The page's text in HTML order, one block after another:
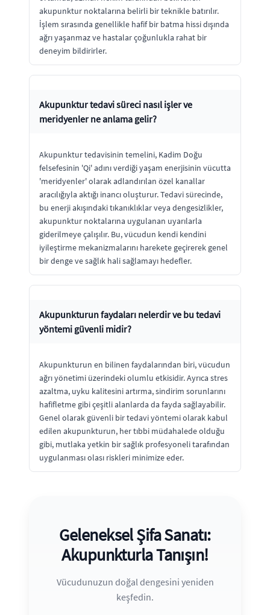
akupunktur noktalarına belirli bir teknikle batırılır.
İşlem sırasında genellikle hafif bir batma hissi dışında
ağrı yaşanmaz ve hastalar çoğunlukla rahat bir
deneyim bildirirler.
Akupunktur tedavi süreci nasıl işler ve
meridyenler ne anlama gelir?
Akupunktur tedavisinin temelini, Kadim Doğu
felsefesinin 'Qi' adını verdiği yaşam enerjisinin vücutta
'meridyenler' olarak adlandırılan özel kanallar
aracılığıyla aktığı inancı oluşturur. Tedavi sürecinde,
bu enerji akışındaki tıkanıklıklar veya dengesizlikler,
akupunktur noktalarına uygulanan uyarılarla
giderilmeye çalışılır. Bu, vücudun kendi kendini
iyileştirme mekanizmalarını harekete geçirerek genel
bir denge ve sağlık hali sağlamayı hedefler.
Akupunkturun faydaları nelerdir ve bu tedavi
yöntemi güvenli midir?
Akupunkturun en bilinen faydalarından biri, vücudun
ağrı yönetimi üzerindeki olumlu etkisidir. Ayrıca stres
azaltma, uyku kalitesini artırma, sindirim sorunlarını
hafifletme gibi çeşitli alanlarda da fayda sağlayabilir.
Genel olarak güvenli bir tedavi yöntemi olarak kabul
edilen akupunkturun, her tıbbi müdahalede olduğu
gibi, mutlaka yetkin bir sağlık profesyoneli tarafından
uygulanması olası riskleri minimize eder.
Geleneksel Şifa Sanatı:
Akupunkturla Tanışın!
Vücudunuzun doğal dengesini yeniden
keşfedin.